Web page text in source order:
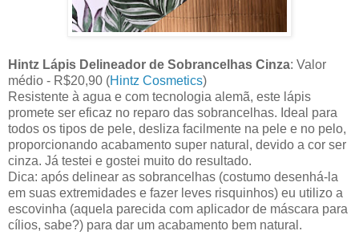
Hintz Lápis Delineador de Sobrancelhas Cinza: Valor
médio - R$20,90 (Hintz Cosmetics)
Resistente à agua e com tecnologia alemã, este lápis
promete ser eficaz no reparo das sobrancelhas. Ideal para
todos os tipos de pele, desliza facilmente na pele e no pelo,
proporcionando acabamento super natural, devido a cor ser
cinza. Já testei e gostei muito do resultado.
Dica: após delinear as sobrancelhas (costumo desenhá-la
em suas extremidades e fazer leves risquinhos) eu utilizo a
escovinha (aquela parecida com aplicador de máscara para
cílios, sabe?) para dar um acabamento bem natural.